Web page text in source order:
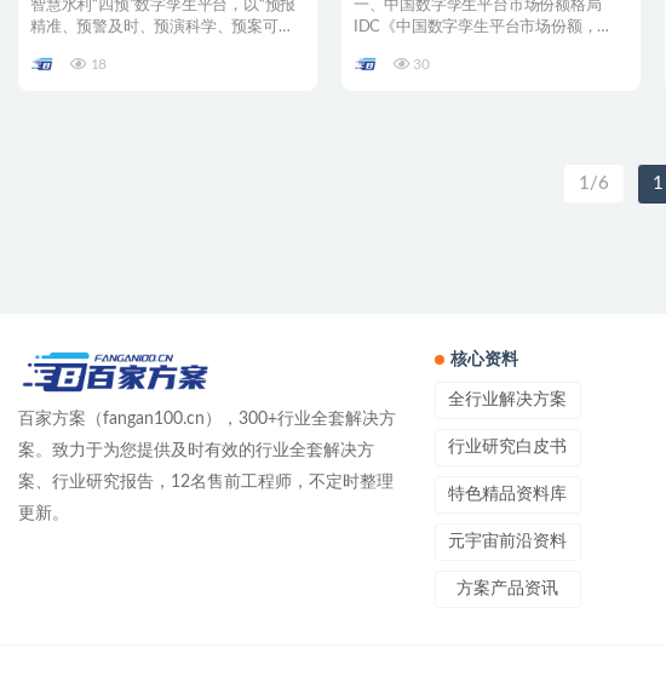
智慧水利“四预”数字孪生平台，以“预报
精准、预警及时、预演科学、预案可行”
18
一、中国数字孪生平台市场份额格局
IDC《中国数字孪生平台市场份额，
30
1/6 1
百家方案（fangan100.cn），300+行业全套解决方
案。致力于为您提供及时有效的行业全套解决方
案、行业研究报告，12名售前工程师，不定时整理
更新。
核心资料
全行业解决方案
行业研究白皮书
特色精品资料库
元宇宙前沿资料
方案产品资讯